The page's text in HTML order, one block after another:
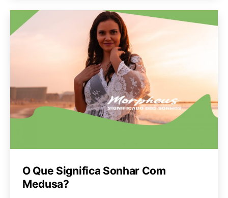
O Que Significa Sonhar Com
Medusa?